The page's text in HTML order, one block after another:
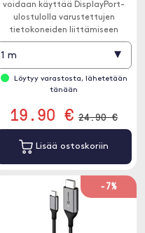
voidaan käyttää DisplayPort-
ulostulolla varustettujen
tietokoneiden liittämiseen
näyttöön, televisioon tai
projektoriin, jossa on HDMI-tulo.
1 m ▾
Löytyy varastosta, lähetetään
tänään
19.90 € 24.90 €
Lisää ostoskoriin
-7%